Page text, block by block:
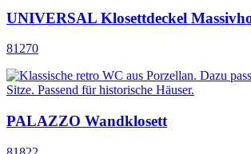
UNIVERSAL Klosettdeckel
81270
PALAZZO Wandklosett